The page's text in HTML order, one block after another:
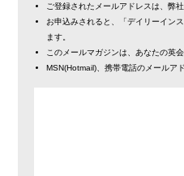
ご登録されたメールアドレスは、弊
お申込みされると、「デイリーイン
ます。
このメールマガジンは、あなたの英
MSN(Hotmail)、携帯電話のメールア